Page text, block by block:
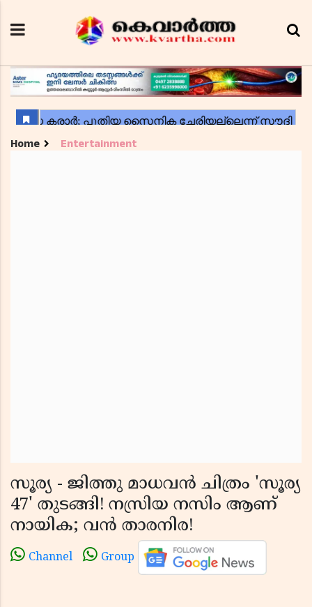
Home Entertainment
സൂര്യ - ജിത്തു മാധവൻ ചിത്രം 'സൂര്യ
47' തുടങ്ങി! നസ്രിയ നസിം ആണ്
നായിക; വൻ താരനിര!
Channel Group